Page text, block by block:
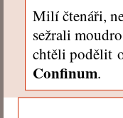
Milí čtenáři,
sežrali
chtěli podělit
Confinum.